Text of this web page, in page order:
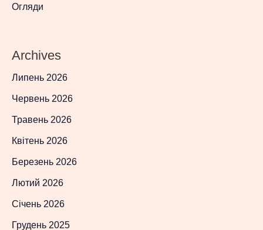
Огляди
Archives
Липень 2026
Червень 2026
Травень 2026
Квітень 2026
Березень 2026
Лютий 2026
Січень 2026
Грудень 2025